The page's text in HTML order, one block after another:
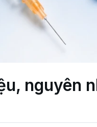
nguyên